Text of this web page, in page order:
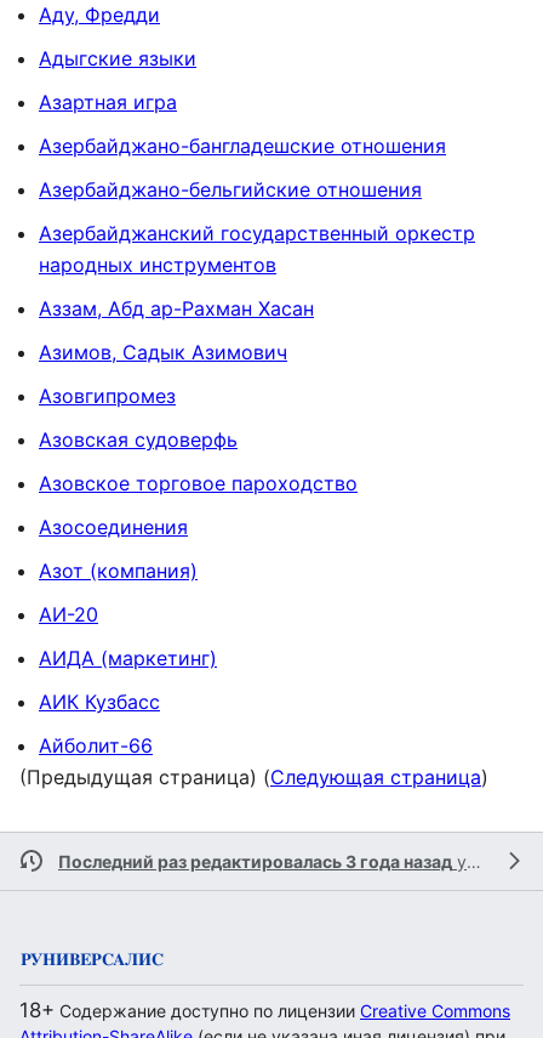
Аду, Фредди
Адыгские языки
Азартная игра
Азербайджано-бангладешские отношения
Азербайджано-бельгийские отношения
Азербайджанский государственный оркестр
народных инструментов
Аззам, Абд ар-Рахман Хасан
Азимов, Садык Азимович
Азовгипромез
Азовская судоверфь
Азовское торговое пароходство
Азосоединения
Азот (компания)
АИ-20
АИДА (маркетинг)
АИК Кузбасс
Айболит-66
(Предыдущая страница) (Следующая страница)
Последний раз редактировалась 3 года назад участником
18+ Содержание доступно по лицензии Creative Commons